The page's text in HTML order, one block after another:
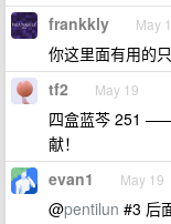
frankkly May
你这里面有用的
tf2 May 19
四盒蓝芩 251
献！
evan1 May 19
@pentilun #3 后